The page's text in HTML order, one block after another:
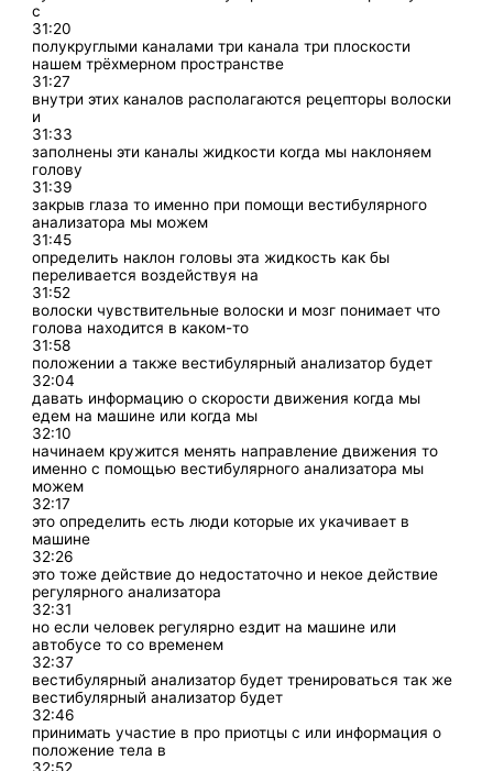
с
31:20
полукруглыми каналами три канала три плоскости
нашем трёхмерном пространстве
31:27
внутри этих каналов располагаются рецепторы волоски
и
31:33
заполнены эти каналы жидкости когда мы наклоняем
голову
31:39
закрыв глаза то именно при помощи вестибулярного
анализатора мы можем
31:45
определить наклон головы эта жидкость как бы
переливается воздействуя на
31:52
волоски чувствительные волоски и мозг понимает что
голова находится в каком-то
31:58
положении а также вестибулярный анализатор будет
32:04
давать информацию о скорости движения когда мы
едем на машине или когда мы
32:10
начинаем кружится менять направление движения то
именно с помощью вестибулярного анализатора мы
можем
32:17
это определить есть люди которые их укачивает в
машине
32:26
это тоже действие до недостаточно и некое действие
регулярного анализатора
32:31
но если человек регулярно ездит на машине или
автобусе то со временем
32:37
вестибулярный анализатор будет тренироваться так же
вестибулярный анализатор будет
32:46
принимать участие в про приотцы c или информация о
положение тела в